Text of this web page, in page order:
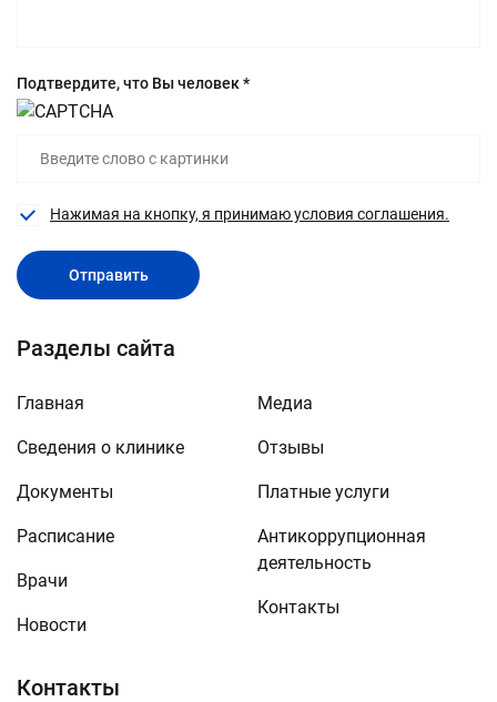
Контакты
Разделы сайта
Главная
Сведения о клинике
Документы
Расписание
Врачи
Новости
Медиа
Отзывы
Платные услуги
Антикоррупционная
деятельность
Контакты
Подтвердите, что Вы человек *
Нажимая на кнопку, я принимаю условия соглашения.
Отправить